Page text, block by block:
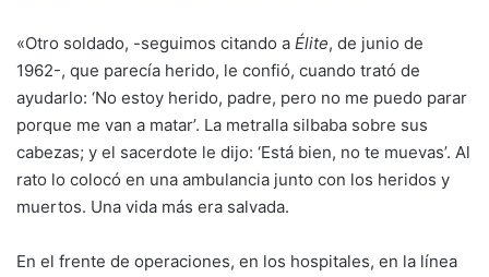
«Otro soldado, -seguimos citando a Élite, de junio de
1962-, que parecía herido, le confió, cuando trató de
ayudarlo: ‘No estoy herido, padre, pero no me puedo parar
porque me van a matar’. La metralla silbaba sobre sus
cabezas; y el sacerdote le dijo: ‘Está bien, no te muevas’. Al
rato lo colocó en una ambulancia junto con los heridos y
muertos. Una vida más era salvada.
En el frente de operaciones, en los hospitales, en la línea